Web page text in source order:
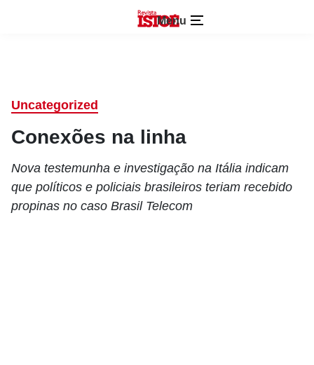
Menu
Uncategorized
Conexões na linha
Nova testemunha e investigação na Itália indicam
que políticos e policiais brasileiros teriam recebido
propinas no caso Brasil Telecom